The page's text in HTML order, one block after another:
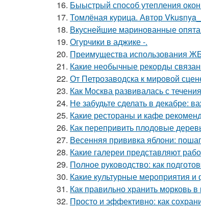
16. Быыстрый способ утепления
17. Томлёная курица. Автор
18. Вкуснейшие маринованные
19. Огурчики в аджике -.
20. Преимущества использования
21. Какие необычные рекорды
22. От Петрозаводска к мировой
23. Как Москва развивалась с
24. Не забудьте сделать в декабре:
25. Какие рестораны и кафе
26. Как перепривить плодовые
27. Весенняя прививка яблони:
28. Какие галереи представляют
29. Полное руководство: как
30. Какие культурные мероприятия
31. Как правильно хранить морковь
32. Просто и эффективно: как